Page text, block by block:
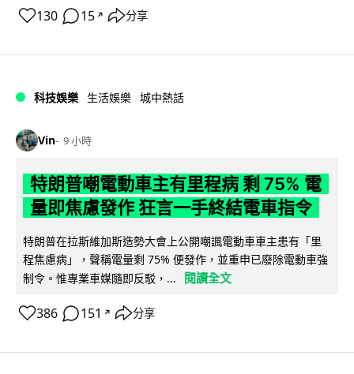
130 15 ↗ 分享
科技娛樂 生活娛樂 城中熱話
Vin 9 小時
特朗普嘲電動車主有里程病 剩 75% 電
量即焦慮發作 狂言一手終結電車指令
特朗普在拉斯維加斯造勢大會上公開嘲諷電動車車主患有「里
程焦慮病」，聲稱電量剩 75% 便發作，並重申已廢除電動車強
制令。惟專業車媒隨即反駁，...
閱讀全文
386 151 ↗ 分享